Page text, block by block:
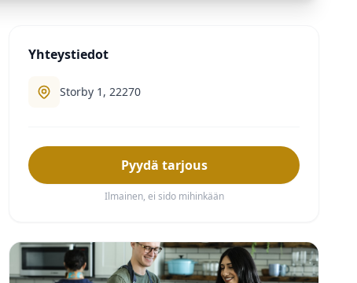
Yhteystiedot
Storby 1, 22270
Pyydä tarjous
Ilmainen, ei sido mihinkään